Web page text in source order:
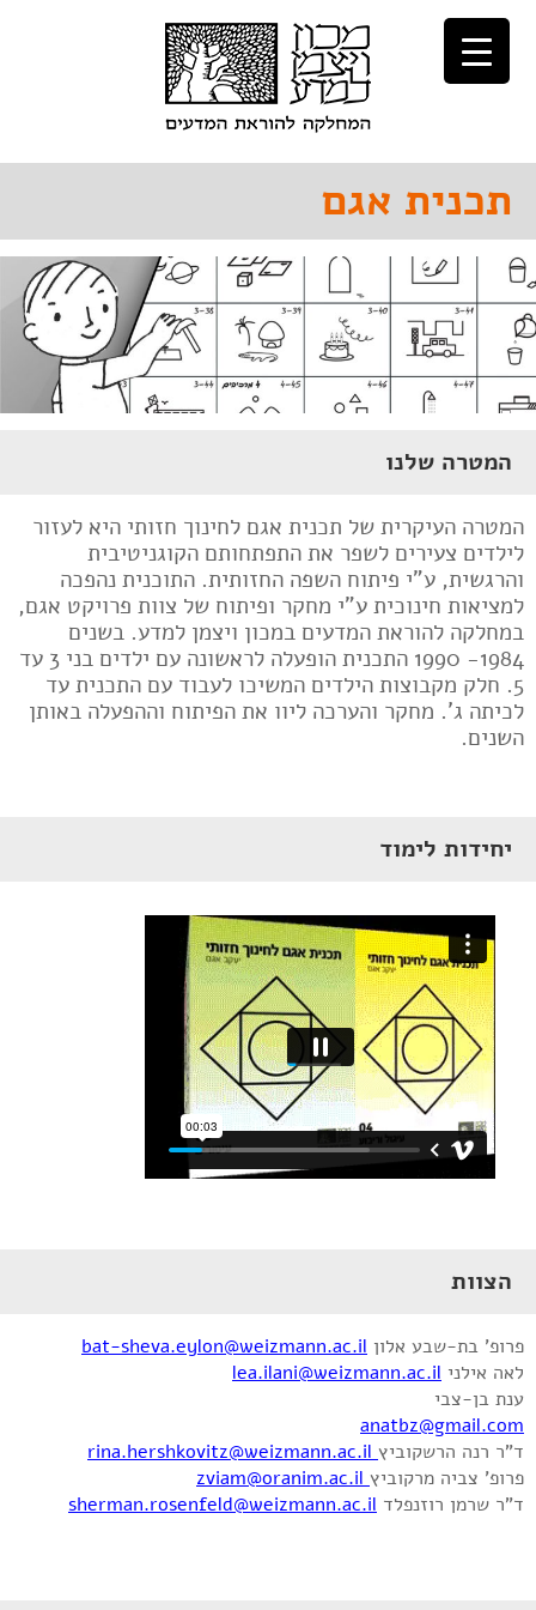
לתוכן
לניווט
תכנית אגם
המטרה שלנו
המטרה העיקרית של תכנית אגם לחינוך חזותי היא לעזור
לילדים צעירים לשפר את התפתחותם הקוגניטיבית
והרגשית, ע"י פיתוח השפה החזותית. התוכנית נהפכה
למציאות חינוכית ע"י מחקר ופיתוח של צוות פרויקט אגם,
במחלקה להוראת המדעים במכון ויצמן למדע. בשנים
1984- 1990 התכנית הופעלה לראשונה עם ילדים בני 3 עד
5. חלק מקבוצות הילדים המשיכו לעבוד עם התכנית עד
לכיתה ג'. מחקר והערכה ליוו את הפיתוח וההפעלה באותן
השנים.
יחידות לימוד
הצוות
פרופ' בת-שבע אלון bat-sheva.eylon@weizmann.ac.il
לאה אילני lea.ilani@weizmann.ac.il
ענת בן-צבי
anatbz@gmail.com
ד"ר רנה הרשקוביץ
פרופ' צביה מרקוביץ
ד"ר שרמן רוזנפלד sherman.rosenfeld@weizmann.ac.il